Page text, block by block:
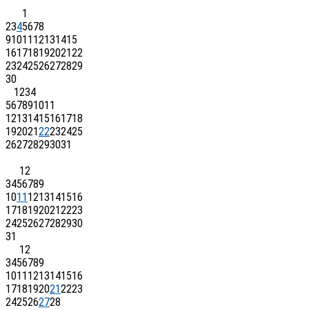
1
2345678
91011 12131415
16171819202122
23242526272829
30
1234
567891011
12131415161718
19202122232425
262728293031
12
3456789
1011 1213141516
17181920212223
24252627282930
31
12
3456789
1011 1213141516
17181920212223
2425262728